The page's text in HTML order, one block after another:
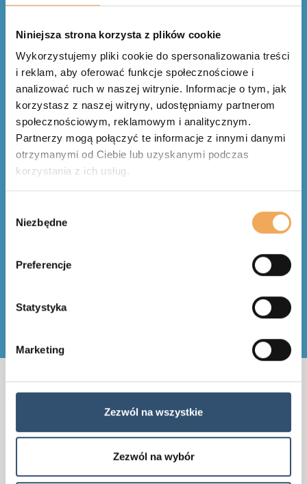
Niniejsza strona korzysta z plików cookie
Wykorzystujemy pliki cookie do spersonalizowania treści
i reklam, aby oferować funkcje społecznościowe i
analizować ruch w naszej witrynie. Informacje o tym, jak
korzystasz z naszej witryny, udostępniamy partnerom
społecznościowym, reklamowym i analitycznym.
Partnerzy mogą połączyć te informacje z innymi danymi
otrzymanymi od Ciebie lub uzyskanymi podczas
korzystania z ich usług.
zgody
Niezbędne
Preferencje
Statystyka
Marketing
Zezwól na wszystkie
Zezwól na wybór
kliknięciem
Oparty na
szwedzkim
standardzie
dokumentacji
budowlanej
Skontaktuj się z nami